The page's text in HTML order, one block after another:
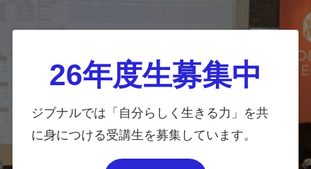
26年度生募集中
ジブナルでは「自分らしく生きる力」を共
に身につける受講生を募集しています。